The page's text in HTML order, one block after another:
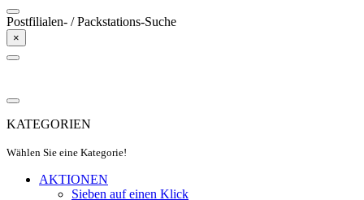
Postfilialen- / Packstations-Suche
×
KATEGORIEN
Wählen Sie eine Kategorie!
AKTIONEN
Sieben auf einen Klick